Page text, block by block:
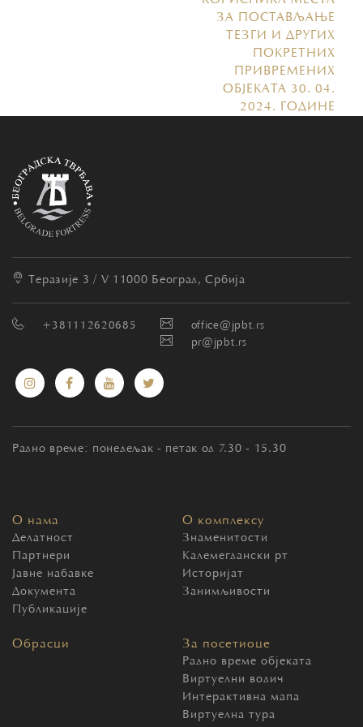
ЗА ПОСТАВЉАЊЕ
ТЕЗГИ И ДРУГИХ
ПОКРЕТНИХ
ПРИВРЕМЕНИХ
ОБЈЕКАТА 30. 04.
2024. ГОДИНЕ
Теразије 3 / V 11000 Београд, Србија
+381112620685
office@jpbt.rs
pr@jpbt.rs
Радно време: понедељак - петак од 7.30 - 15.30
О нама
Делатност
Партнери
Јавне набавке
Документа
Публикације
О комплексу
Знаменитости
Калемегдански рт
Историјат
Занимљивости
Обрасци За посетиоце
Радно време објеката
Виртуелни водич
Интерактивна мапа
Виртуелна тура